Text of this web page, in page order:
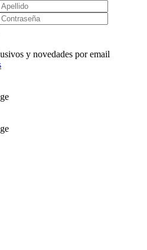
y novedades por email